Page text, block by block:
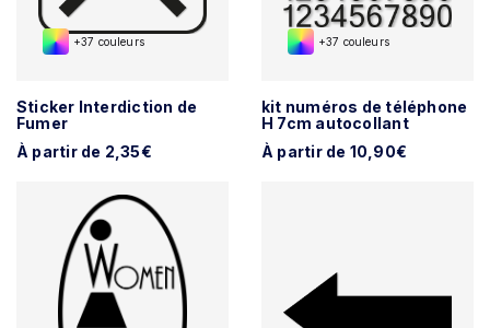
+37 couleurs
Sticker Interdiction de
Fumer
À partir de 2,35€
+37 couleurs
kit numéros de téléphone
H 7cm autocollant
À partir de 10,90€